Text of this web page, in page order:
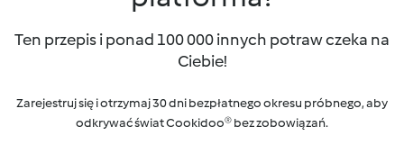
Ten przepis i ponad 100 000 innych potraw czeka na
Ciebie!
Zarejestruj się i otrzymaj 30 dni bezpłatnego okresu próbnego, aby
odkrywać świat Cookidoo® bez zobowiązań.